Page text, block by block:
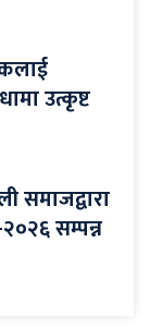
उत्कृष्ट
समाजद्वारा
सम्पन्न